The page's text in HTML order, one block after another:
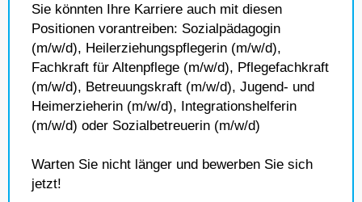
Sie könnten Ihre Karriere auch mit diesen
Positionen vorantreiben: Sozialpädagogin
(m/w/d), Heilerziehungspflegerin (m/w/d),
Fachkraft für Altenpflege (m/w/d), Pflegefachkraft
(m/w/d), Betreuungskraft (m/w/d), Jugend- und
Heimerzieherin (m/w/d), Integrationshelferin
(m/w/d) oder Sozialbetreuerin (m/w/d)
Warten Sie nicht länger und bewerben Sie sich
jetzt!